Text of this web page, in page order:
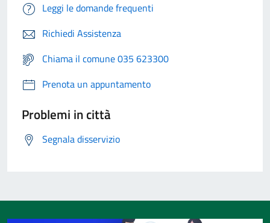
Leggi le domande frequenti
Richiedi Assistenza
Chiama il comune 035 623300
Prenota un appuntamento
Problemi in città
Segnala disservizio